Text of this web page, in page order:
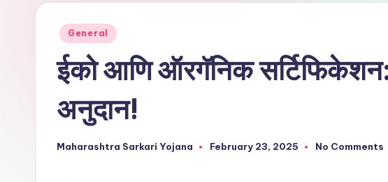
General
ईको आणि ऑरगॅनिक सर्टिफिकेशन:
अनुदान!
Maharashtra Sarkari Yojana February 23, 2025 No Comments